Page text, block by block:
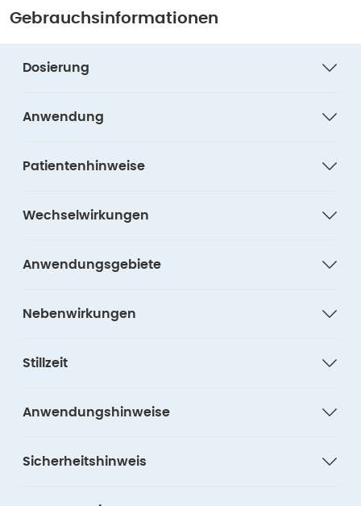
Gebrauchsinformationen
Dosierung
Anwendung
Patientenhinweise
Wechselwirkungen
Anwendungsgebiete
Nebenwirkungen
Stillzeit
Anwendungshinweise
Sicherheitshinweis